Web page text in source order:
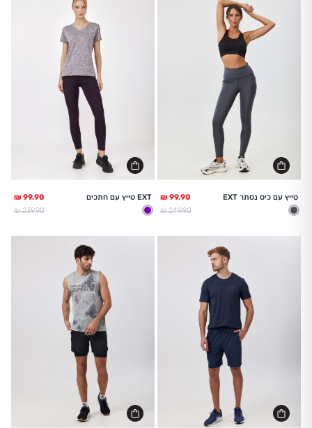
טייץ עם כיס נסתר EXT
אפור
מחיר מלא
249.90 ₪
EXT טייץ עם חתכים
סגול
מחיר מלא
239.90 ₪